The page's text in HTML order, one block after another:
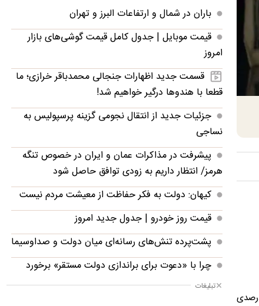
یک درصدی
باران در شمال و ارتفاعات البرز و تهران
قیمت موبایل‌ | جدول کامل قیمت گوشی‌های بازار
امروز
قسمت جدید اظهارات جنجالی محمدباقر خرازی؛ ما
قطعا با هندوها درگیر خواهیم شد!
جزئیات جدید از انتقال نجومی گزینه پرسپولیس به
نساجی
پیشرفت در مذاکرات عمان و ایران در خصوص تنگه
هرمز/ انتظار داریم به زودی توافق حاصل شود
کیهان: دولت به فکر حفاظت از معیشت مردم نیست
قیمت روز خودرو | جدول جدید امروز
پشت‌پرده تنش‌های رسانه‌ای میان دولت و صداوسیما
چرا با «دعوت برای براندازی دولت مستقر» برخورد
نمی‌شود؟
تبلیغات